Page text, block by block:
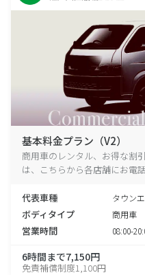
基本料金プラン（V2）
商用車のレンタル、お得な割
は、こちらから各店舗にお電話
代表車種 タウン
ボディタイプ 商用車
営業時間 08:00-
6時間まで7,150円
免責補償制度1,100円